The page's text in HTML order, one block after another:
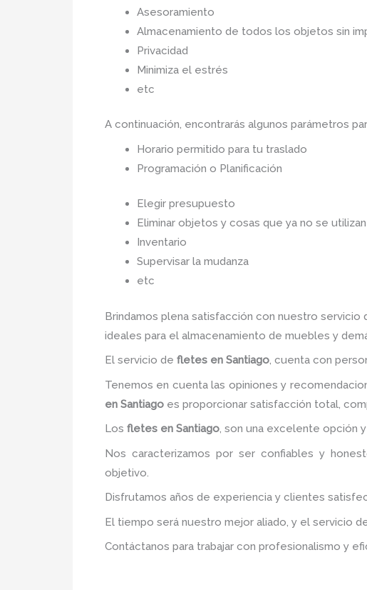
Asesoramiento
Almacenamiento de todos los objetos sin
Privacidad
Minimiza el estrés
etc
A continuación, encontrarás algunos parámetros
Horario permitido para tu traslado
Programación o Planificación
Elegir presupuesto
Eliminar objetos y cosas que ya no se utilizan
Inventario
Supervisar la mudanza
etc
Brindamos plena satisfacción con nuestro servicio
ideales para el almacenamiento de muebles y
El servicio de fletes en Santiago, cuenta con
Tenemos en cuenta las opiniones y
en Santiago es proporcionar satisfacción total,
Los fletes en Santiago, son una excelente opción
Nos caracterizamos por ser confiables y
objetivo.
Disfrutamos años de experiencia y clientes
El tiempo será nuestro mejor aliado, y el servicio
Contáctanos para trabajar con profesionalismo y